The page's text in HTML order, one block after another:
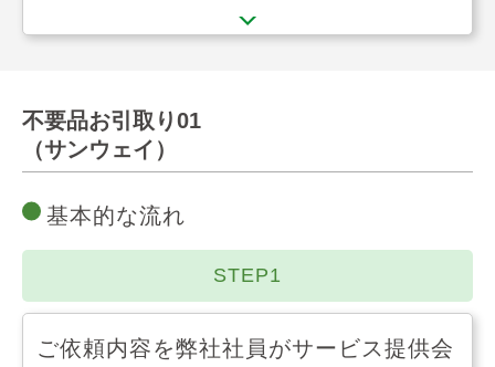
不要品お引取り01
（サンウェイ）
基本的な流れ
STEP1
ご依頼内容を弊社社員がサービス提供会